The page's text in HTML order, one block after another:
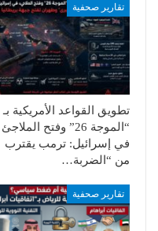
تقارير صحفية
تطويق القواعد الأمريكية بـ
“الموجة 26” وفتح الملاجئ
في إسرائيل: ترمب يقترب
من “الضربة…
تقارير صحفية